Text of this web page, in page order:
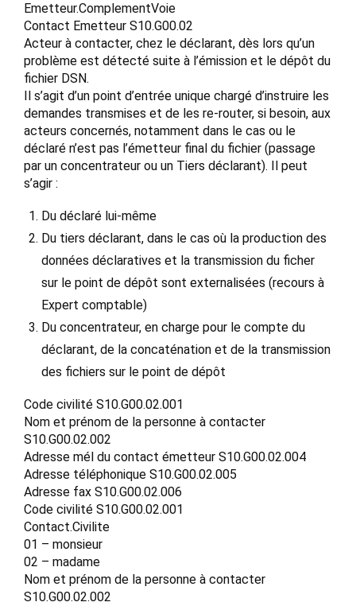
Emetteur.ComplementVoie
Contact Emetteur S10.G00.02
Acteur à contacter, chez le déclarant, dès lors qu’un
problème est détecté suite à l’émission et le dépôt du
fichier DSN.
Il s’agit d’un point d’entrée unique chargé d’instruire les
demandes transmises et de les re-router, si besoin, aux
acteurs concernés, notamment dans le cas ou le
déclaré n’est pas l’émetteur final du fichier (passage
par un concentrateur ou un Tiers déclarant). Il peut
s’agir :
Du déclaré lui-même
Du tiers déclarant, dans le cas où la production des
données déclaratives et la transmission du ficher
sur le point de dépôt sont externalisées (recours à
Expert comptable)
Du concentrateur, en charge pour le compte du
déclarant, de la concaténation et de la transmission
des fichiers sur le point de dépôt
Code civilité S10.G00.02.001
Nom et prénom de la personne à contacter
S10.G00.02.002
Adresse mél du contact émetteur S10.G00.02.004
Adresse téléphonique S10.G00.02.005
Adresse fax S10.G00.02.006
Code civilité S10.G00.02.001
Contact.Civilite
01 – monsieur
02 – madame
Nom et prénom de la personne à contacter
S10.G00.02.002